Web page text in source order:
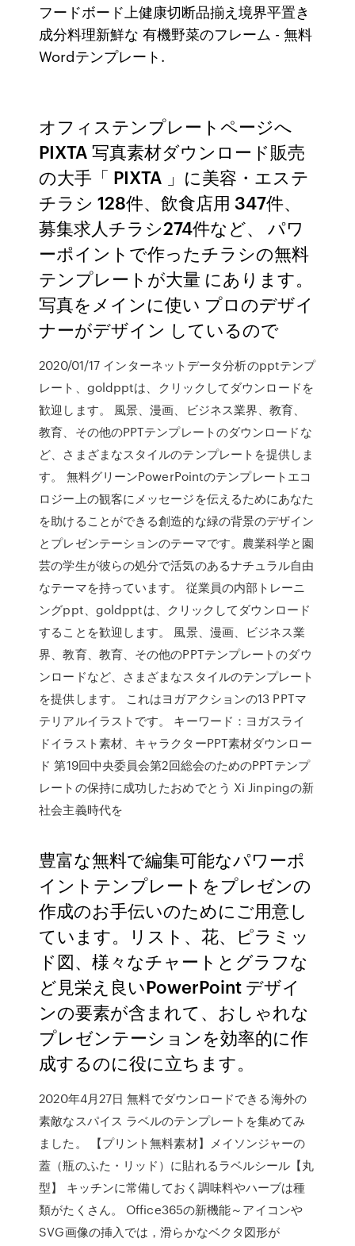
フードボード上健康切断品揃え境界平置き
成分料理新鮮な 有機野菜のフレーム - 無料
Wordテンプレート.
オフィステンプレートページへ
PIXTA 写真素材ダウンロード販売
の大手「 PIXTA 」に美容・エステ
チラシ 128件、飲食店用 347件、
募集求人チラシ274件など、 パワ
ーポイントで作ったチラシの無料
テンプレートが大量 にあります。
写真をメインに使い プロのデザイ
ナーがデザイン しているので
2020/01/17 インターネットデータ分析のpptテンプ
レート、goldpptは、クリックしてダウンロードを
歓迎します。 風景、漫画、ビジネス業界、教育、
教育、その他のPPTテンプレートのダウンロードな
ど、さまざまなスタイルのテンプレートを提供しま
す。 無料グリーンPowerPointのテンプレートエコ
ロジー上の観客にメッセージを伝えるためにあなた
を助けることができる創造的な緑の背景のデザイン
とプレゼンテーションのテーマです。農業科学と園
芸の学生が彼らの処分で活気のあるナチュラル自由
なテーマを持っています。 従業員の内部トレーニ
ングppt、goldpptは、クリックしてダウンロード
することを歓迎します。 風景、漫画、ビジネス業
界、教育、教育、その他のPPTテンプレートのダウ
ンロードなど、さまざまなスタイルのテンプレート
を提供します。 これはヨガアクションの13 PPTマ
テリアルイラストです。 キーワード：ヨガスライ
ドイラスト素材、キャラクターPPT素材ダウンロー
ド 第19回中央委員会第2回総会のためのPPTテンプ
レートの保持に成功したおめでとう Xi Jinpingの新
社会主義時代を
豊富な無料で編集可能なパワーポ
イントテンプレートをプレゼンの
作成のお手伝いのためにご用意し
ています。リスト、花、ピラミッ
ド図、様々なチャートとグラフな
ど見栄え良いPowerPoint デザイ
ンの要素が含まれて、おしゃれな
プレゼンテーションを効率的に作
成するのに役に立ちます。
2020年4月27日 無料でダウンロードできる海外の
素敵なスパイス ラベルのテンプレートを集めてみ
ました。 【プリント無料素材】メイソンジャーの
蓋（瓶のふた・リッド）に貼れるラベルシール【丸
型】 キッチンに常備しておく調味料やハーブは種
類がたくさん。 Office365の新機能～アイコンや
SVG画像の挿入では，滑らかなベクタ図形が